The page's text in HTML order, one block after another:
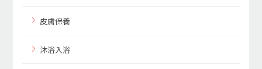
皮膚保養
沐浴入浴